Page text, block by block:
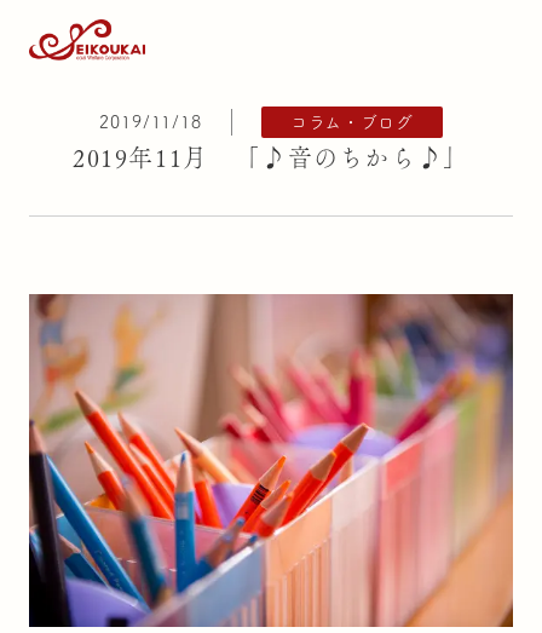
2019/11/18 コラム・ブログ
2019年11月 「♪音のちから♪」